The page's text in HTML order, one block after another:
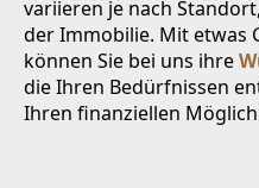
variieren je nach
der Immobilie. Mit etwas
können Sie bei uns ihre
die Ihren Bedürfnissen
Ihren finanziellen